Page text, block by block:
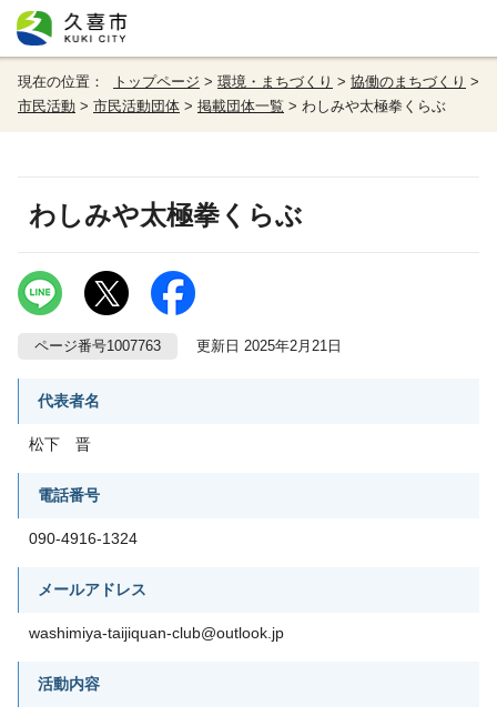
現在の位置： トップページ > 環境・まちづくり > 協働のまちづくり >
市民活動 > 市民活動団体 > 掲載団体一覧 > わしみや太極拳くらぶ
わしみや太極拳くらぶ
ページ番号1007763 更新日 2025年2月21日
代表者名
松下 晋
電話番号
090-4916-1324
メールアドレス
washimiya-taijiquan-club@outlook.jp
活動内容